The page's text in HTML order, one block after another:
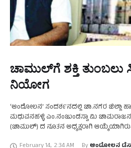
ಚಾಮುಲ್‌ಗೆ ಶಕ್ತಿ
ನಿಯೋಗ
‘ಆಂದೋಲನ’ ಸಂದರ್ಶನದಲ್ಲಿ ಚಾ.ನಗರ ಜಿಲ್ಲಾ
ಮಧುವನಹಳ್ಳಿ ಎಂ.ನಂಜುಂಡಸ್ವಾ ಮಿ
(ಚಾಮುಲ್) ದ ನೂತನ ಅಧ್ಯಕ್ಷರಾಗಿ